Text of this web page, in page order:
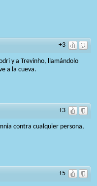
+3
y a Trevinho, llamándolo
a la cueva.
+3
contra cualquier persona,
+5